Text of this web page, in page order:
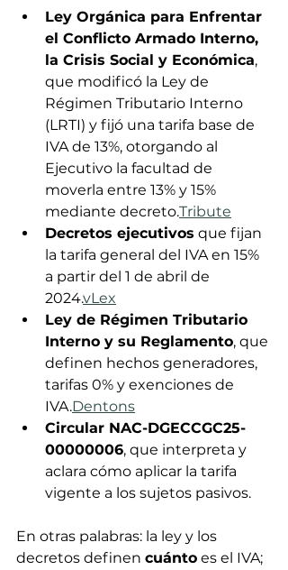
Ley Orgánica para Enfrentar
el Conflicto Armado Interno,
la Crisis Social y Económica,
que modificó la Ley de
Régimen Tributario Interno
(LRTI) y fijó una tarifa base de
IVA de 13%, otorgando al
Ejecutivo la facultad de
moverla entre 13% y 15%
mediante decreto.Tribute
Decretos ejecutivos que fijan
la tarifa general del IVA en 15%
a partir del 1 de abril de
2024.vLex
Ley de Régimen Tributario
Interno y su Reglamento, que
definen hechos generadores,
tarifas 0% y exenciones de
IVA.Dentons
Circular NAC-DGECCGC25-
00000006, que interpreta y
aclara cómo aplicar la tarifa
vigente a los sujetos pasivos.
En otras palabras: la ley y los
decretos definen cuánto es el IVA;